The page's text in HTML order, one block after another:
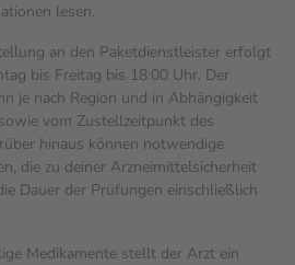
lesen.
an den Paketdienstleister erfolgt
bis Freitag bis 18:00 Uhr. Der
je nach Region und in Abhängigkeit
vom Zustellzeitpunkt des
hinaus können notwendige
die zu deiner Arzneimittelsicherheit
Dauer der Prüfungen einschließlich
Medikamente stellt der Arzt ein